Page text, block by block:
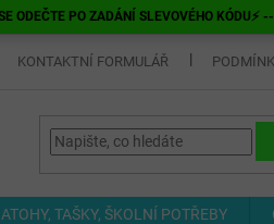
ODEČTE PO ZADÁNÍ SLEVOVÉHO
KONTAKTNÍ FORMULÁŘ
TAŠKY, ŠKOLNÍ POTŘEBY